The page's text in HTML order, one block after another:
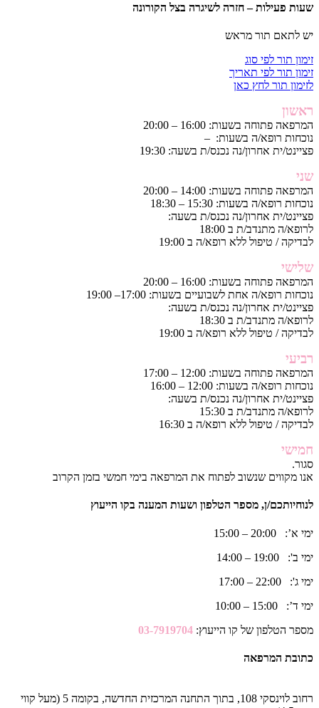
שעות פעילות – חזרה לשיגרה בצל הקורונה
יש לתאם תור מראש
זימון תור לפי סוג
זימון תור לפי תאריך
לזימון תור לחץ כאן
ראשון
המרפאה פתוחה בשעות: 16:00 – 20:00
נוכחות רופא/ה בשעות: –
פציינט/ית אחרון/נה נכנס/ת בשעה: 19:30
שני
המרפאה פתוחה בשעות: 14:00 – 20:00
נוכחות רופא/ה בשעות: 15:30 – 18:30
פציינט/ית אחרון/נה נכנס/ת בשעה:
לרופא/ה מתנדב/ת ב 18:00
לבדיקה / טיפול ללא רופא/ה ב 19:00
שלישי
המרפאה פתוחה בשעות: 16:00 – 20:00
נוכחות רופא/ה אחת לשבועיים בשעות: 17:00– 19:00
פציינט/ית אחרון/נה נכנס/ת בשעה:
לרופא/ה מתנדב/ת ב 18:30
לבדיקה / טיפול ללא רופא/ה ב 19:00
רביעי
המרפאה פתוחה בשעות: 12:00 – 17:00
נוכחות רופא/ה בשעות: 12:00 – 16:00
פציינט/ית אחרון/נה נכנס/ת בשעה:
לרופא/ה מתנדב/ת ב 15:30
לבדיקה / טיפול ללא רופא/ה ב 16:30
חמישי
סגור.
אנו מקווים שנשוב לפתוח את המרפאה בימי חמשי בזמן הקרוב
לנוחיותכם/ן, מספר הטלפון ושעות המענה בקו הייעוץ
ימי א’: 20:00 – 15:00
ימי ב': 19:00 – 14:00
ימי ג': 22:00 – 17:00
ימי ד’: 15:00 – 10:00
מספר הטלפון של קו הייעוץ: 03-7919704
כתובת המרפאה
רחוב לוינסקי 108, בתוך התחנה המרכזית החדשה, בקומה 5 (מעל קווי